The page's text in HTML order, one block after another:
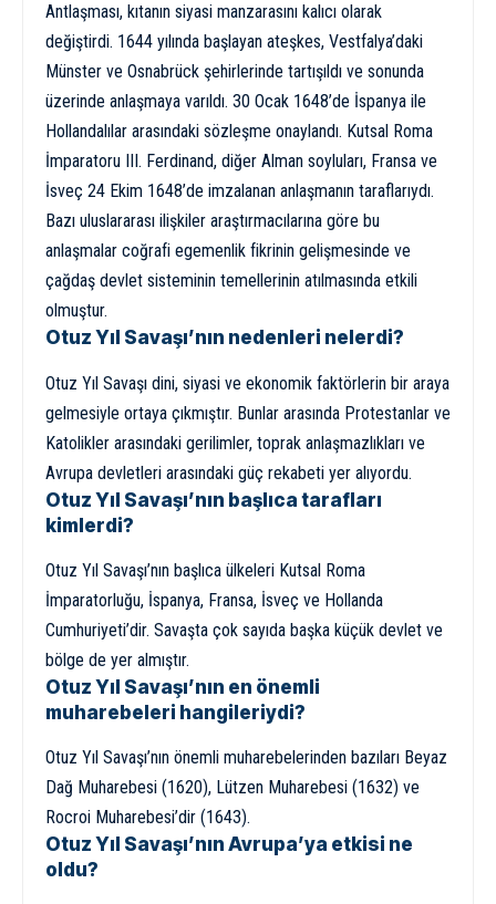
Antlaşması, kıtanın siyasi manzarasını kalıcı olarak
değiştirdi. 1644 yılında başlayan ateşkes, Vestfalya’daki
Münster ve Osnabrück şehirlerinde tartışıldı ve sonunda
üzerinde anlaşmaya varıldı. 30 Ocak 1648’de İspanya ile
Hollandalılar arasındaki sözleşme onaylandı. Kutsal Roma
İmparatoru III. Ferdinand, diğer Alman soyluları, Fransa ve
İsveç 24 Ekim 1648’de imzalanan anlaşmanın taraflarıydı.
Bazı uluslararası ilişkiler araştırmacılarına göre bu
anlaşmalar coğrafi egemenlik fikrinin gelişmesinde ve
çağdaş devlet sisteminin temellerinin atılmasında etkili
olmuştur.
Otuz Yıl Savaşı’nın nedenleri nelerdi?
Otuz Yıl Savaşı dini, siyasi ve ekonomik faktörlerin bir araya
gelmesiyle ortaya çıkmıştır. Bunlar arasında Protestanlar ve
Katolikler arasındaki gerilimler, toprak anlaşmazlıkları ve
Avrupa devletleri arasındaki güç rekabeti yer alıyordu.
Otuz Yıl Savaşı’nın başlıca tarafları
kimlerdi?
Otuz Yıl Savaşı’nın başlıca ülkeleri Kutsal Roma
İmparatorluğu, İspanya, Fransa, İsveç ve Hollanda
Cumhuriyeti’dir. Savaşta çok sayıda başka küçük devlet ve
bölge de yer almıştır.
Otuz Yıl Savaşı’nın en önemli
muharebeleri hangileriydi?
Otuz Yıl Savaşı’nın önemli muharebelerinden bazıları Beyaz
Dağ Muharebesi (1620), Lützen Muharebesi (1632) ve
Rocroi Muharebesi’dir (1643).
Otuz Yıl Savaşı’nın Avrupa’ya etkisi ne
oldu?